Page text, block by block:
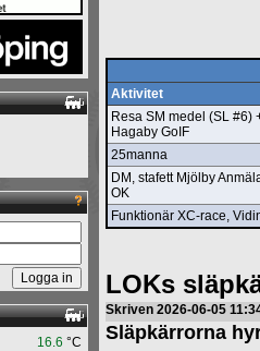
16.6 °C
Aktivitet
Resa SM medel (SL #6)
Hagaby GoIF
25manna
DM, stafett Mjölby
OK
Funktionär XC-race,
LOKs
Skriven 2026-06-05
Släpkärrorna